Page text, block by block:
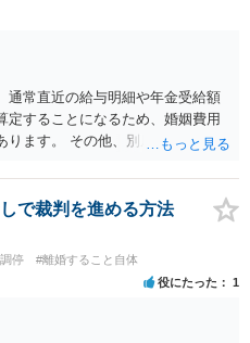
通常直近の給与明細や年金受給額
定することになるため、婚姻費用
ります。 その他、別居の経緯、質
います。
で裁判を進める方法
停 #離婚すること自体
役にたった 1